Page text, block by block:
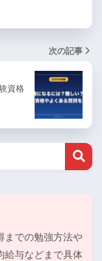
次の記事
資格
までの勉強方法や
給与などまで具体